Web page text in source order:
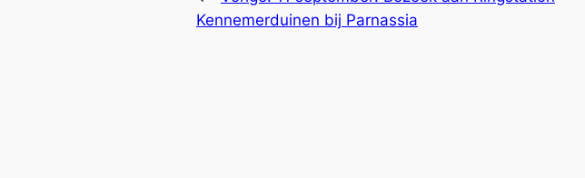
Kennemerduinen bij Parnassia